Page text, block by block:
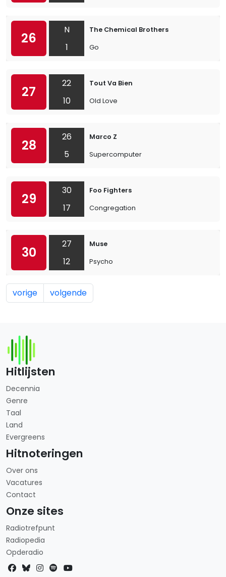
26
N
1
The Chemical Brothers
Go
27
22
10
Tout Va Bien
Old Love
28
26
5
Marco Z
Supercomputer
29
30
17
Foo Fighters
Congregation
30
27
12
Muse
Psycho
vorige volgende
Hitlijsten
Decennia
Genre
Taal
Land
Evergreens
Hitnoteringen
Over ons
Vacatures
Contact
Onze sites
Radiotrefpunt
Radiopedia
Opderadio